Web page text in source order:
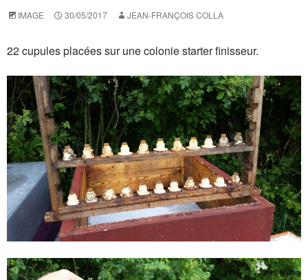
IMAGE 30/05/2017 JEAN-FRANÇOIS COLLA
22 cupules placées sur une colonie starter finisseur.